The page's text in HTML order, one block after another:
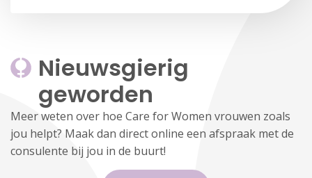
Nieuwsgierig
geworden
Meer weten over hoe Care for Women vrouwen zoals
jou helpt? Maak dan direct online een afspraak met de
consulente bij jou in de buurt!